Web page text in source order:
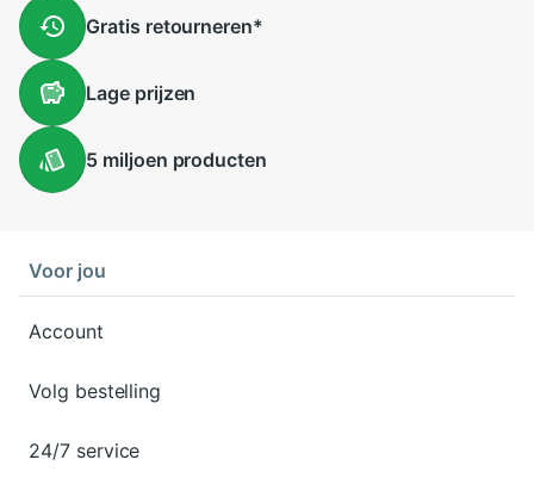
Gratis retourneren*
Lageprijzen
5 miljoen producten
Voor jou
Account
Volg bestelling
24/7 service